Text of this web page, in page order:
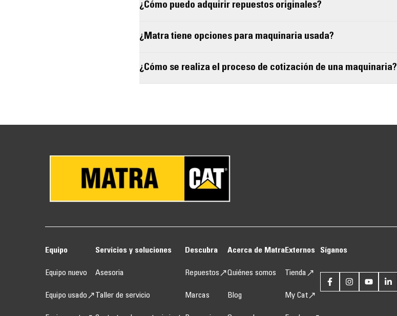
¿Cómo puedo adquirir repuestos originales?
¿Matra tiene opciones para maquinaria usada?
¿Cómo se realiza el proceso de cotización de una maquinaria?
Equipo
Equipo nuevo
Equipo usado
Servicios y soluciones
Asesoria
Taller de servicio
Descubra
Repuestos
Marcas
Acerca de Matra
Quiénes somos
Blog
Externos
Tienda
My Cat
Síganos